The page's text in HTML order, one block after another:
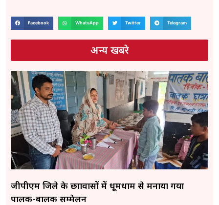
Facebook WhatsApp Twitter Telegram
अन्य खबरे
जीपीएम जिले के छात्रावासों में धूमधाम से मनाया गया
पालक-बालक सम्मेलन